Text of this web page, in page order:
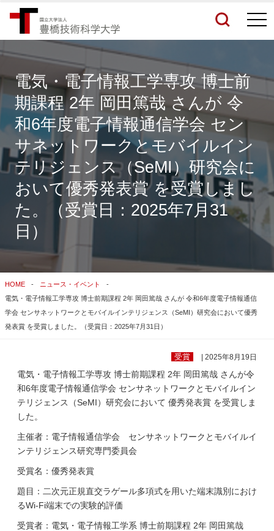
検索結果をもっと見る
関連サイトすべてを検索する
電気・電子情報工学専攻 博士前
期課程 2年 岡田篤哉 さんが 令
和6年度電子情報通信学会 セン
サネットワークとモバイルイン
テリジェンス（SeMI）研究会に
おいて優秀発表賞 を受賞しまし
た。（受賞日：2025年7月31
日）
HOME
ニュース・イベント
電気・電子情報工学専攻 博士前期課程 2年 岡田篤哉 さんが 令和6年度電子情報通信
学会 センサネットワークとモバイルインテリジェンス（SeMI）研究会において優秀
発表賞 を受賞しました。（受賞日：2025年7月31日）
受賞 | 2025年8月19日
電気・電子情報工学専攻 博士前期課程 2年 岡田篤哉 さんが令
和6年度電子情報通信学会 センサネットワークとモバイルイン
テリジェンス（SeMI）研究会において 優秀発表賞 を受賞しま
した。
主催者：電子情報通信学会 センサネットワークとモバイルイ
ンテリジェンス研究専門委員会
受賞名： 優秀発表賞
題目：二次元正規直交ラゲール多項式を用いた端末識別におけ
るWi-Fi端末での実験的評価
受賞者：電気・電子情報工学系 博士前期課程 2年 岡田篤哉